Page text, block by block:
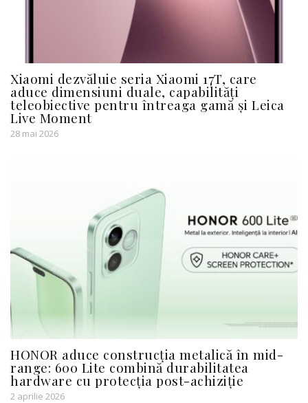
Xiaomi dezvăluie seria Xiaomi 17T, care
aduce dimensiuni duale, capabilități
teleobiective pentru întreaga gamă și Leica
Live Moment
28 mai 2026
HONOR aduce construcția metalică în mid-
range: 600 Lite combină durabilitatea
hardware cu protecția post-achiziție
2 aprilie 2026